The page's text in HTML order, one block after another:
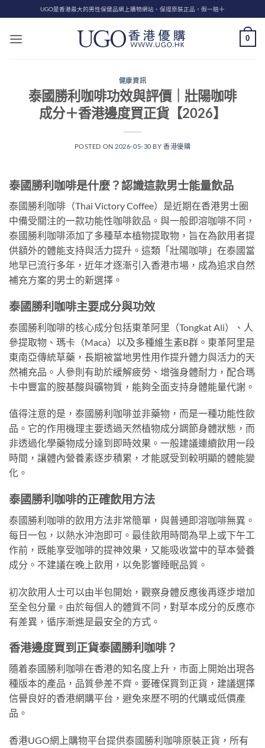
to
content
UGO是香港最大的男性保健品網上購物網站、保證原裝正品，假一賠十
0
健康資訊
泰國勝利咖啡功效與評價｜壯陽咖啡
成分＋香港邊度買正貨【2026】
POSTED ON 2026-05-30 BY香港優購
泰國勝利咖啡是什麼？認識這款男士能量飲品
泰國勝利咖啡（Thai Victory Coffee）是近期在香港男士圈
中備受關注的一款功能性咖啡飲品。與一般即溶咖啡不同，
泰國勝利咖啡添加了多種草本植物提取物，旨在為飲用者提
供額外的體能支持與活力提升。這類「壯陽咖啡」在泰國當
地早已流行多年，近年才逐漸引入香港市場，成為追求自然
補充方案的男士的新選擇。
泰國勝利咖啡主要成分與功效
泰國勝利咖啡的核心成分包括東革阿里（Tongkat Ali）、人
參提取物、瑪卡（Maca）以及多種維生素B群。東革阿里是
東南亞傳統草藥，長期被當地男性用作提升體力與活力的天
然補充品。人參則有助於緩解疲勞、增強身體耐力，配合瑪
卡中豐富的胺基酸與礦物質，能夠全面支持身體能量代謝。
值得注意的是，泰國勝利咖啡並非藥物，而是一種功能性飲
品。它的作用機理主要透過天然植物成分調節身體狀態，而
非透過化學藥物成分達到即時效果。一般建議連續飲用一段
時間，讓體內營養素逐步積累，才能感受到較明顯的體能變
化。
泰國勝利咖啡的正確飲用方法
泰國勝利咖啡的飲用方法非常簡單，與普通即溶咖啡無異。
每日一包，以熱水沖泡即可。最佳飲用時間為早上或下午工
作前，既能享受咖啡的提神效果，又能吸收當中的草本營養
成分。不建議在晚上飲用，以免影響睡眠品質。
初次飲用人士可以由半包開始，觀察身體反應後再逐步增加
至全包分量。由於每個人的體質不同，對草本成分的反應亦
有差異，循序漸進是最安全的方式。
香港邊度買到正貨泰國勝利咖啡？
隨着泰國勝利咖啡在香港的知名度上升，市面上開始出現各
種版本的產品，品質參差不齊。要確保買到正貨，建議選擇
信譽良好的香港網購平台，避免來歷不明的代購或低價產
品。
香港UGO網上購物平台提供泰國勝利咖啡原裝正貨，所有